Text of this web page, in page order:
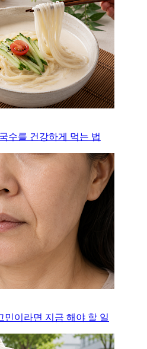
수를 건강하게 먹는 법
민이라면 지금 해야 할 일